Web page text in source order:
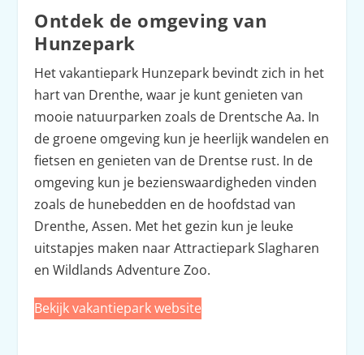
Ontdek de omgeving van
Hunzepark
Het vakantiepark Hunzepark bevindt zich in het
hart van Drenthe, waar je kunt genieten van
mooie natuurparken zoals de Drentsche Aa. In
de groene omgeving kun je heerlijk wandelen en
fietsen en genieten van de Drentse rust. In de
omgeving kun je bezienswaardigheden vinden
zoals de hunebedden en de hoofdstad van
Drenthe, Assen. Met het gezin kun je leuke
uitstapjes maken naar Attractiepark Slagharen
en Wildlands Adventure Zoo.
Bekijk vakantiepark website